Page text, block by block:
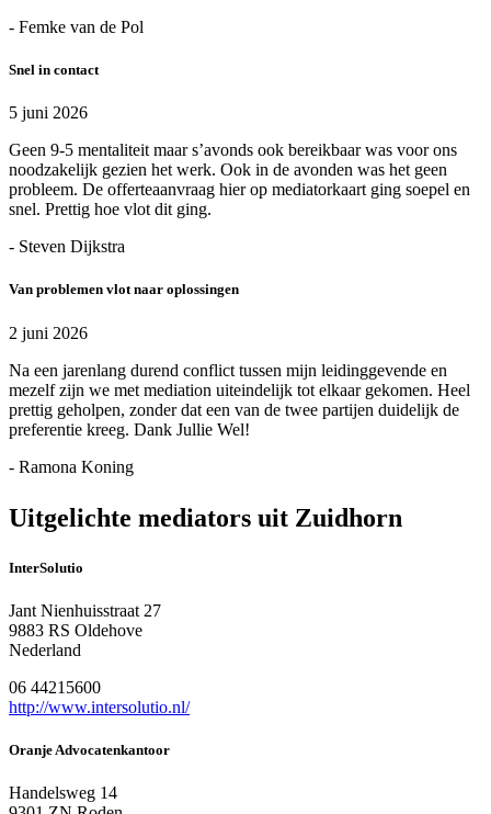
- Femke van de Pol
Snel in contact
5 juni 2026
Geen 9-5 mentaliteit maar s’avonds ook bereikbaar was voor ons
noodzakelijk gezien het werk. Ook in de avonden was het geen
probleem. De offerteaanvraag hier op mediatorkaart ging soepel en
snel. Prettig hoe vlot dit ging.
- Steven Dijkstra
Van problemen vlot naar oplossingen
2 juni 2026
Na een jarenlang durend conflict tussen mijn leidinggevende en
mezelf zijn we met mediation uiteindelijk tot elkaar gekomen. Heel
prettig geholpen, zonder dat een van de twee partijen duidelijk de
preferentie kreeg. Dank Jullie Wel!
- Ramona Koning
Uitgelichte mediators uit Zuidhorn
InterSolutio
Jant Nienhuisstraat 27
9883 RS Oldehove
Nederland
06 44215600
http://www.intersolutio.nl/
Oranje Advocatenkantoor
Handelsweg 14